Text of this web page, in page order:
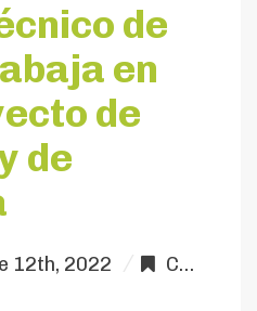
de
en
de
de
12th, 2022 Comunicación